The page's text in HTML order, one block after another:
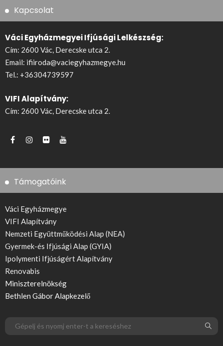
Kapcsolat
Váci Egyházmegyei Ifjúsági Lelkészség:
Cím: 2600 Vác, Derecske utca 2.
Email: ifiiroda@vaciegyhazmegye.hu
Tel.: +36304739597
VIFI Alapítvány:
Cím: 2600 Vác, Derecske utca 2.
Támogatóink
Váci Egyházmegye
VIFI Alapítvány
Nemzeti Együttműködési Alap (NEA)
Gyermek-és Ifjúsági Alap (GYIA)
Ipolymenti Ifjúságért Alapítvány
Renovabis
Miniszterelnökség
Bethlen Gábor Alapkezelő